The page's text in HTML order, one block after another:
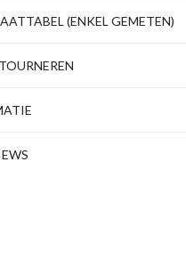
(ENKEL GEMETEN)